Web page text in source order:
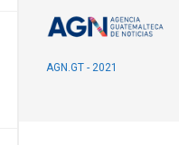
AGN.GT - 2021